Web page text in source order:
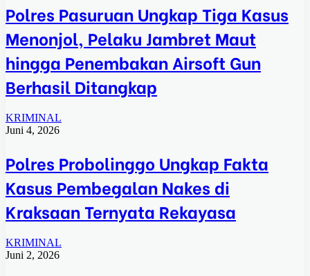
Polres Pasuruan Ungkap Tiga Kasus
Menonjol, Pelaku Jambret Maut
hingga Penembakan Airsoft Gun
Berhasil Ditangkap
KRIMINAL
Juni 4, 2026
Polres Probolinggo Ungkap Fakta
Kasus Pembegalan Nakes di
Kraksaan Ternyata Rekayasa
KRIMINAL
Juni 2, 2026